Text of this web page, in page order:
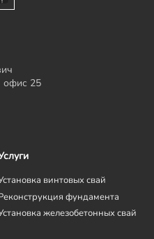
офис 25
винтовых свай
фундамента
железобетонных свай